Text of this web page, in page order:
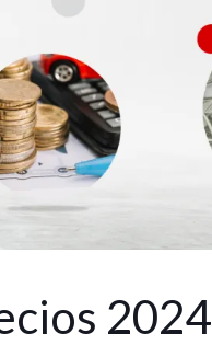
2024